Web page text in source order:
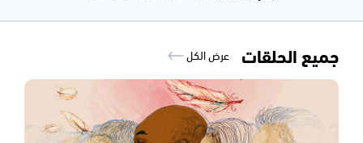
جميع الحلقات عرض الكل